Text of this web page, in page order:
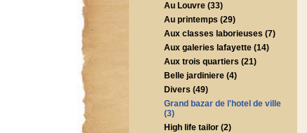
Au Louvre (33)
Au printemps (29)
Aux classes laborieuses (7)
Aux galeries lafayette (14)
Aux trois quartiers (21)
Belle jardiniere (4)
Divers (49)
Grand bazar de l'hotel de ville
(3)
High life tailor (2)